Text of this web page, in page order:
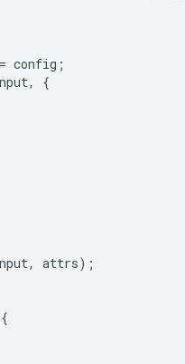
= config ;
,
{
, attrs);
{